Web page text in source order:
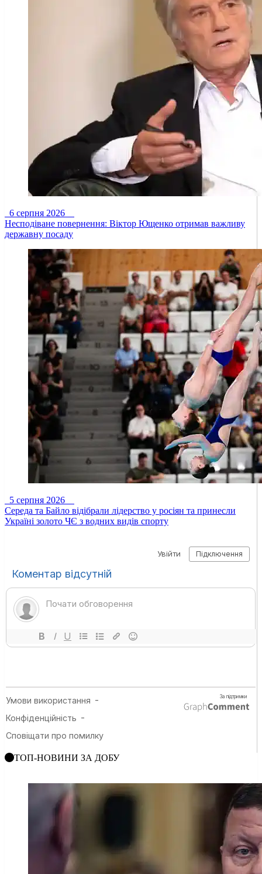
6 серпня 2026
Несподіване повернення: Віктор Ющенко отримав важливу
державну посаду
5 серпня 2026
Середа та Байло відібрали лідерство у росіян та принесли
Україні золото ЧЄ з водних видів спорту
ТОП-НОВИНИ ЗА ДОБУ